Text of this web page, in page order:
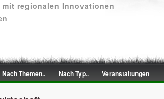
regionalen Innovationen
Nach Themen.. Nach Typ.. Veranstaltungen